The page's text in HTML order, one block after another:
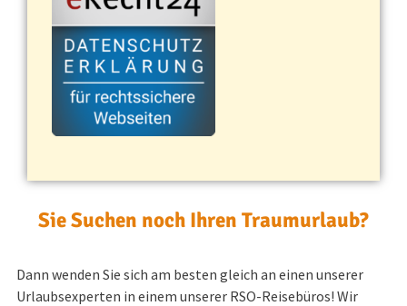
Sie Suchen noch Ihren Traumurlaub?
Dann wenden Sie sich am besten gleich an einen unserer
Urlaubsexperten in einem unserer RSO-Reisebüros! Wir